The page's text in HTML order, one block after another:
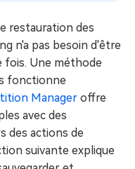
restauration des
n'a pas besoin d'être
fois. Une méthode
fonctionne
Manager offre
avec des
des actions de
suivante explique